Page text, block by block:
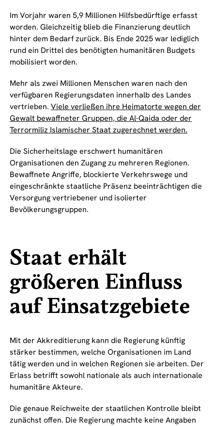
Im Vorjahr waren 5,9 Millionen Hilfsbedürftige erfasst
worden. Gleichzeitig blieb die Finanzierung deutlich
hinter dem Bedarf zurück. Bis Ende 2025 war lediglich
rund ein Drittel des benötigten humanitären Budgets
mobilisiert worden.
Mehr als zwei Millionen Menschen waren nach den
verfügbaren Regierungsdaten innerhalb des Landes
vertrieben. Viele verließen ihre Heimatorte wegen der
Gewalt bewaffneter Gruppen, die Al-Qaida oder der
Terrormiliz Islamischer Staat zugerechnet werden.
Die Sicherheitslage erschwert humanitären
Organisationen den Zugang zu mehreren Regionen.
Bewaffnete Angriffe, blockierte Verkehrswege und
eingeschränkte staatliche Präsenz beeinträchtigen die
Versorgung vertriebener und isolierter
Bevölkerungsgruppen.
Staat erhält
größeren Einfluss
auf Einsatzgebiete
Mit der Akkreditierung kann die Regierung künftig
stärker bestimmen, welche Organisationen im Land
tätig werden und in welchen Regionen sie arbeiten. Der
Erlass betrifft sowohl nationale als auch internationale
humanitäre Akteure.
Die genaue Reichweite der staatlichen Kontrolle bleibt
zunächst offen. Die Regierung machte keine Angaben